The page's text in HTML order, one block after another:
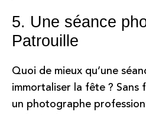
5. Une séance
Patrouille
Quoi de mieux qu’une
immortaliser la fête ? Sans
un photographe